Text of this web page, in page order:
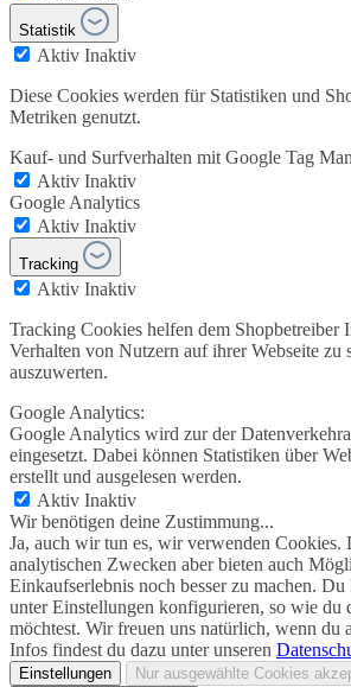
Statistik
Aktiv Inaktiv
Diese Cookies werden für Statistiken und
Metriken genutzt.
Kauf- und Surfverhalten mit Google Tag
Aktiv Inaktiv
Google Analytics
Aktiv Inaktiv
Tracking
Aktiv Inaktiv
Tracking Cookies helfen dem Shopbetreiber
Verhalten von Nutzern auf ihrer Webseite zu
auszuwerten.
Google Analytics:
Google Analytics wird zur der
eingesetzt. Dabei können Statistiken über
erstellt und ausgelesen werden.
Aktiv Inaktiv
Wir benötigen deine Zustimmung...
Ja, auch wir tun es, wir verwenden Cookies.
analytischen Zwecken aber bieten auch
Einkaufserlebnis noch besser zu machen.
unter Einstellungen konfigurieren, so wie du
möchtest. Wir freuen uns natürlich, wenn du
Infos findest du dazu unter unseren
Einstellungen Nur ausgewählte Cookies